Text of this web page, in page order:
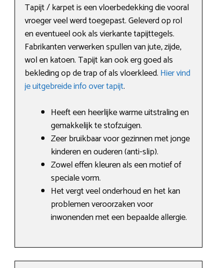
Tapijt / karpet is een vloerbedekking die vooral
vroeger veel werd toegepast. Geleverd op rol
en eventueel ook als vierkante tapijttegels.
Fabrikanten verwerken spullen van jute, zijde,
wol en katoen. Tapijt kan ook erg goed als
bekleding op de trap of als vloerkleed. Hier vind
je uitgebreide info over tapijt.
Heeft een heerlijke warme uitstraling en
gemakkelijk te stofzuigen.
Zeer bruikbaar voor gezinnen met jonge
kinderen en ouderen (anti-slip).
Zowel effen kleuren als een motief of
speciale vorm.
Het vergt veel onderhoud en het kan
problemen veroorzaken voor
inwonenden met een bepaalde allergie.